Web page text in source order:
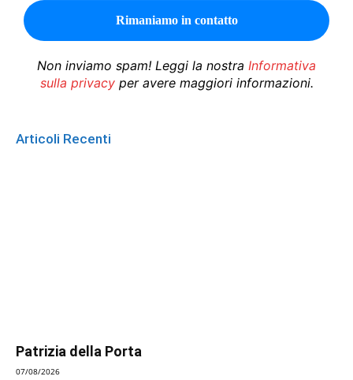
Non inviamo spam! Leggi la nostra Informativa
sulla privacyper avere maggiori informazioni.
Articoli Recenti
Patrizia della Porta
07/08/2026